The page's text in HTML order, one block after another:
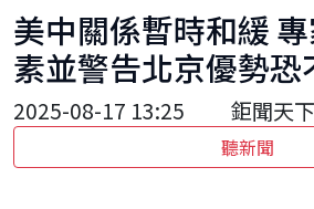
美中關係暫時和緩
素並警告北京優勢恐
2025-08-17 13:25 鉅聞天下
聽新聞